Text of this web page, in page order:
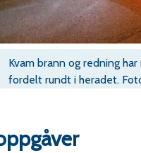
Kvam brann og redning
fordelt rundt i heradet.